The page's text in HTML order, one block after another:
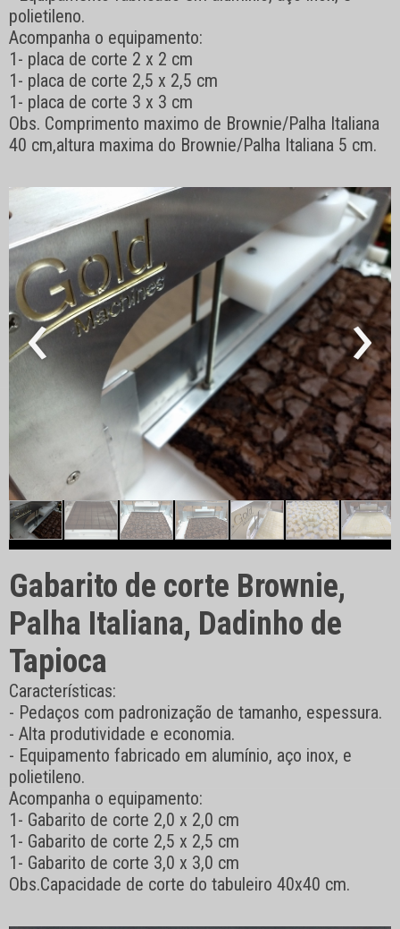
polietileno.
Acompanha o equipamento:
1- placa de corte 2 x 2 cm
1- placa de corte 2,5 x 2,5 cm
1- placa de corte 3 x 3 cm
Obs. Comprimento maximo de Brownie/Palha Italiana
40 cm,altura maxima do Brownie/Palha Italiana 5 cm.
‹ ›
Gabarito de corte Brownie,
Palha Italiana, Dadinho de
Tapioca
Características:
- Pedaços com padronização de tamanho, espessura.
- Alta produtividade e economia.
- Equipamento fabricado em alumínio, aço inox, e
polietileno.
Acompanha o equipamento:
1- Gabarito de corte 2,0 x 2,0 cm
1- Gabarito de corte 2,5 x 2,5 cm
1- Gabarito de corte 3,0 x 3,0 cm
Obs.Capacidade de corte do tabuleiro 40x40 cm.